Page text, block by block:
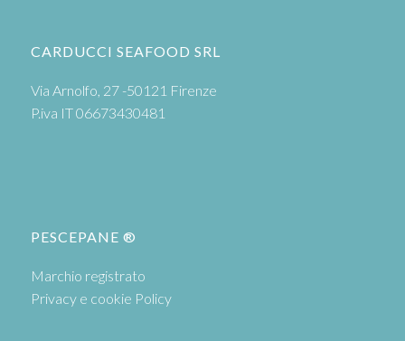
CARDUCCI SEAFOOD SRL
Via Arnolfo, 27 -50121 Firenze
P.iva IT 06673430481
PESCEPANE ®
Marchio registrato
Privacy e cookie Policy